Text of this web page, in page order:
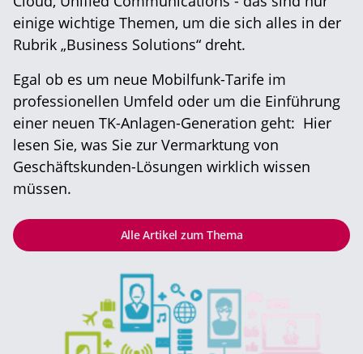
einige wichtige Themen, um die sich alles in der
Rubrik „Business Solutions“ dreht.
Egal ob es um neue Mobilfunk-Tarife im
professionellen Umfeld oder um die Einführung
einer neuen TK-Anlagen-Generation geht: Hier
lesen Sie, was Sie zur Vermarktung von
Geschäftskunden-Lösungen wirklich wissen
müssen.
Alle Artikel zum Thema